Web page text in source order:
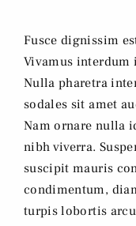
Fusce dignissim
Vivamus
Nulla pharetra
sodales sit amet
Nam ornare nulla
nibh viverra.
suscipit mauris
condimentum,
turpis lobortis